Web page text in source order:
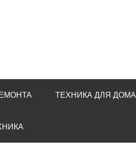
ТЕХНИКА ДЛЯ ДОМА